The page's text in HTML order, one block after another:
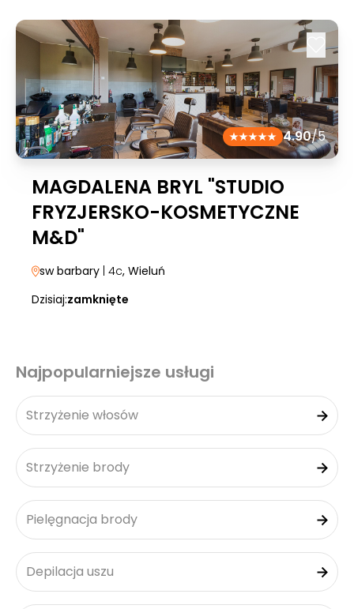
4.90/5
MAGDALENA BRYL "STUDIO
FRYZJERSKO-KOSMETYCZNE
M&D"
sw barbary | 4c, Wieluń
Dzisiaj:zamknięte
Najpopularniejsze usługi
Strzyżenie włosów
Strzyżenie brody
Pielęgnacja brody
Depilacja uszu